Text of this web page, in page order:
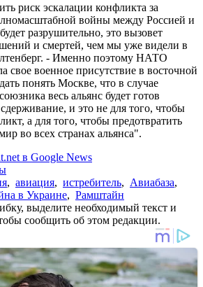
риск эскалации конфликта за
войны между Россией и
разрушительно, это вызовет
и смертей, чем мы уже видели в
- Именно поэтому НАТО
свое военное присутствие в восточной
понять Москве, что в случае
весь альянс будет готов
и это не для того, чтобы
а для того, чтобы предотвратить
во всех странах альянса".
в Google News
, авиация, истребитель, Авиабаза,
в Украине, Рамштайн
выделите необходимый текст и
сообщить об этом редакции.